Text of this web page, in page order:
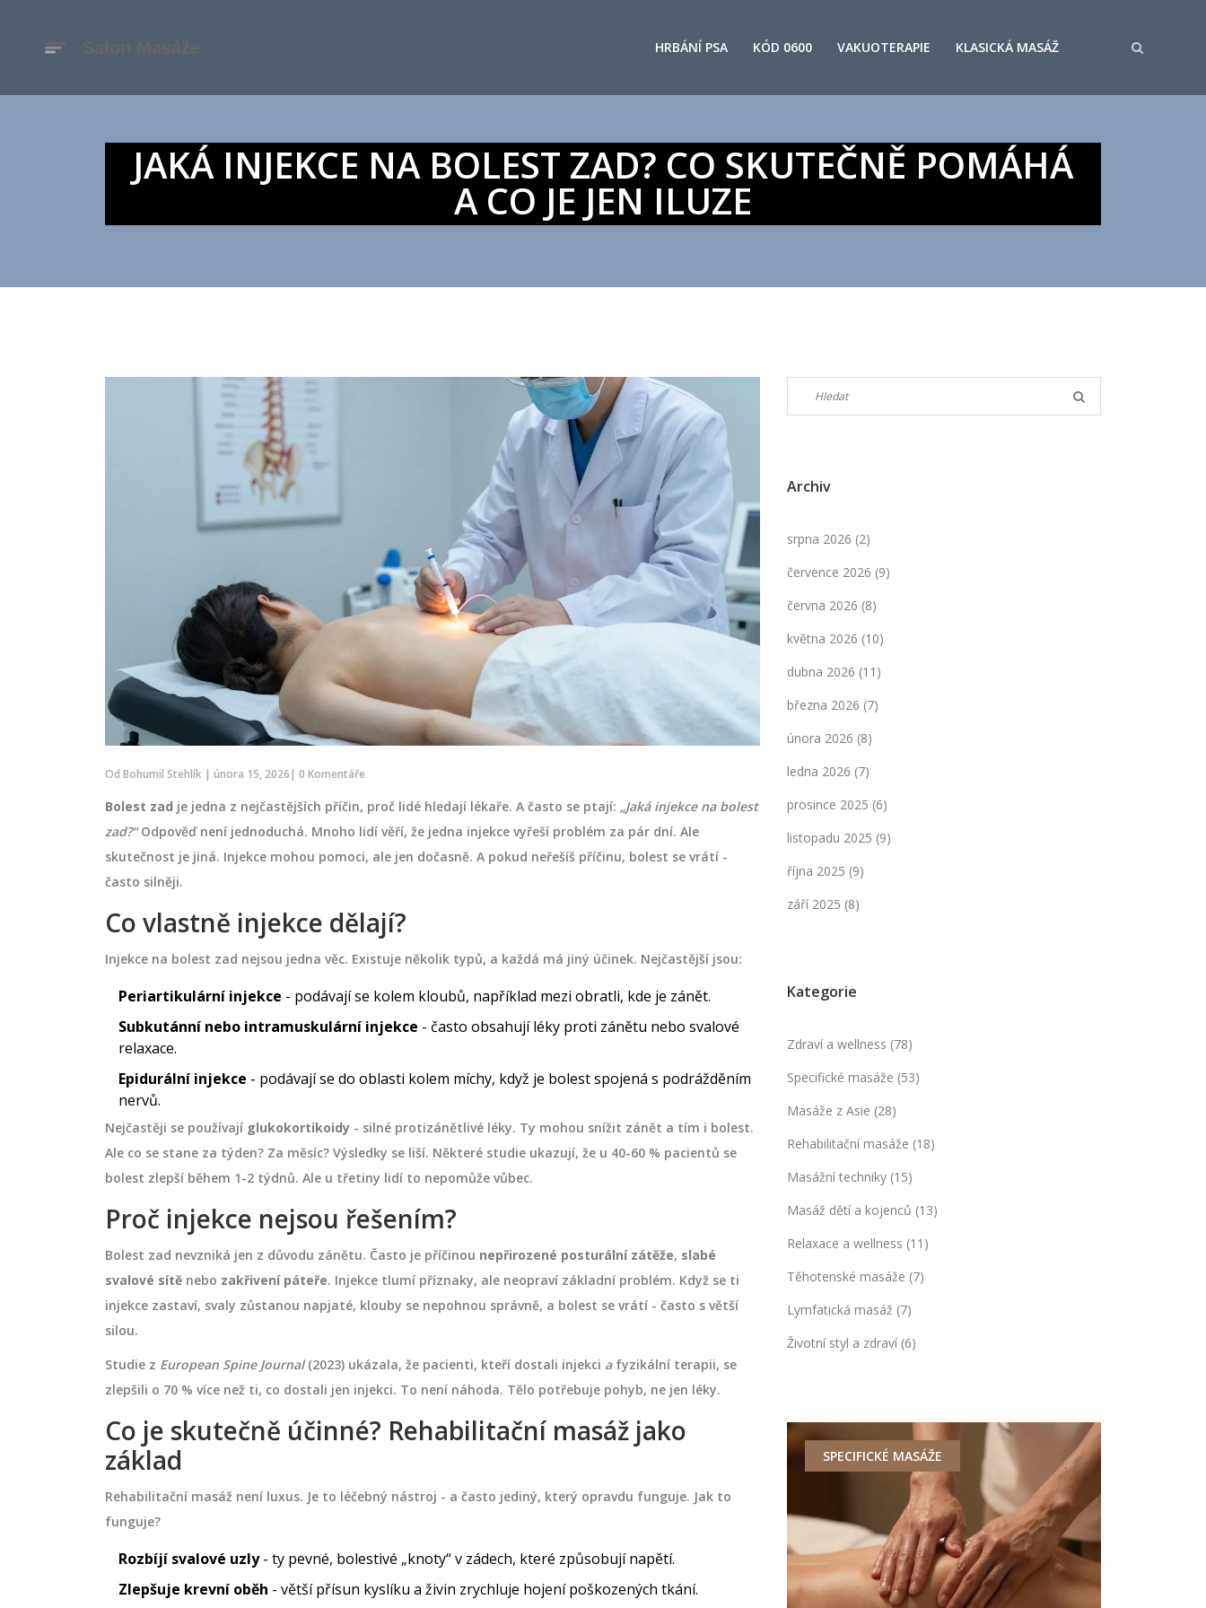
HRBÁNÍ PSA KÓD 0600 VAKUOTERAPIE KLASICKÁ MASÁŽ
JAKÁ INJEKCE NA BOLEST ZAD? CO SKUTEČNĚ POMÁHÁ
A CO JE JEN ILUZE
Od Bohumil Stehlík | února 15, 2026| 0 Komentáře
Bolest zad je jedna z nejčastějších příčin, proč lidé hledají lékaře. A často se ptají: „Jaká injekce na bolest
zad?“Odpověď není jednoduchá. Mnoho lidí věří, že jedna injekce vyřeší problém za pár dní. Ale
skutečnost je jiná. Injekce mohou pomoci, ale jen dočasně. A pokud neřešíš příčinu, bolest se vrátí -
často silněji.
Co vlastně injekce dělají?
Injekce na bolest zad nejsou jedna věc. Existuje několik typů, a každá má jiný účinek. Nejčastější jsou:
Periartikulární injekce - podávají se kolem kloubů, například mezi obratli, kde je zánět.
Subkutánní nebo intramuskulární injekce - často obsahují léky proti zánětu nebo svalové
relaxace.
Epidurální injekce - podávají se do oblasti kolem míchy, když je bolest spojená s podrážděním
nervů.
Nejčastěji se používají glukokortikoidy - silné protizánětlivé léky. Ty mohou snížit zánět a tím i bolest.
Ale co se stane za týden? Za měsíc? Výsledky se liší. Některé studie ukazují, že u 40-60 % pacientů se
bolest zlepší během 1-2 týdnů. Ale u třetiny lidí to nepomůže vůbec.
Proč injekce nejsou řešením?
Bolest zad nevzniká jen z důvodu zánětu. Často je příčinou nepřirozené posturální zátěže, slabé
svalové sítě nebo zakřivení páteře. Injekce tlumí příznaky, ale neopraví základní problém. Když se ti
injekce zastaví, svaly zůstanou napjaté, klouby se nepohnou správně, a bolest se vrátí - často s větší
silou.
Studie z European Spine Journal(2023) ukázala, že pacienti, kteří dostali injekci afyzikální terapii, se
zlepšili o 70 % více než ti, co dostali jen injekci. To není náhoda. Tělo potřebuje pohyb, ne jen léky.
Co je skutečně účinné? Rehabilitační masáž jako
základ
Rehabilitační masáž není luxus. Je to léčebný nástroj - a často jediný, který opravdu funguje. Jak to
funguje?
Rozbíjí svalové uzly- ty pevné, bolestivé „knoty“ v zádech, které způsobují napětí.
Zlepšuje krevní oběh - větší přísun kyslíku a živin zrychluje hojení poškozených tkání.
Archiv
srpna 2026 (2)
července 2026 (9)
června 2026 (8)
května 2026 (10)
dubna 2026 (11)
března 2026 (7)
února 2026 (8)
ledna 2026 (7)
prosince 2025 (6)
listopadu 2025 (9)
října 2025 (9)
září 2025 (8)
Kategorie
Zdraví a wellness (78)
Specifické masáže (53)
Masáže z Asie (28)
Rehabilitační masáže (18)
Masážní techniky (15)
Masáž dětí a kojenců (13)
Relaxace a wellness (11)
Těhotenské masáže (7)
Lymfatická masáž (7)
Životní styl a zdraví (6)
SPECIFICKÉ MASÁŽE